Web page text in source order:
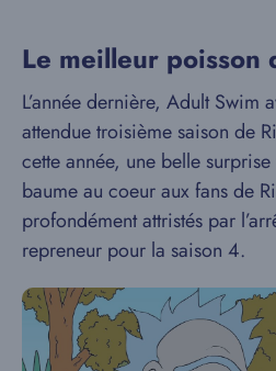
Le meilleur poisson
L’année dernière, Adult Swim
attendue troisième saison de
cette année, une belle
baume au coeur aux fans de
profondément attristés par
repreneur pour la saison 4.